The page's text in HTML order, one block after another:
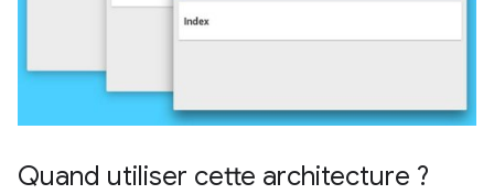
Quand utiliser cette architecture ?